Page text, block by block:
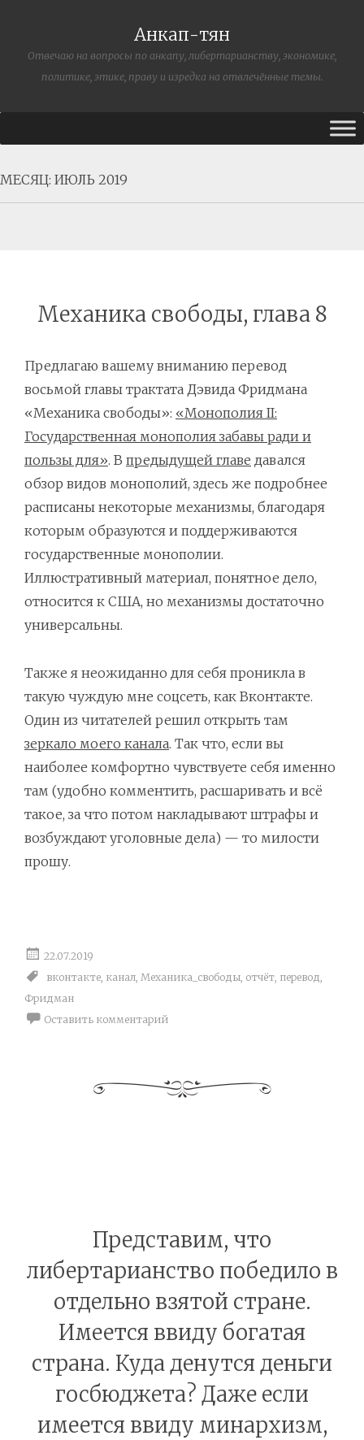
Анкап-тян
Отвечаю на вопросы по анкапу, либертарианству, экономике,
политике, этике, праву и изредка на отвлечённые темы.
МЕСЯЦ: ИЮЛЬ 2019
Механика свободы, глава 8
Предлагаю вашему вниманию перевод
восьмой главы трактата Дэвида Фридмана
«Механика свободы»: «Монополия II:
Государственная монополия забавы ради и
пользы для». В предыдущей главе давался
обзор видов монополий, здесь же подробнее
расписаны некоторые механизмы, благодаря
которым образуются и поддерживаются
государственные монополии.
Иллюстративный материал, понятное дело,
относится к США, но механизмы достаточно
универсальны.
Также я неожиданно для себя проникла в
такую чуждую мне соцсеть, как Вконтакте.
Один из читателей решил открыть там
зеркало моего канала. Так что, если вы
наиболее комфортно чувствуете себя именно
там (удобно комментить, расшаривать и всё
такое, за что потом накладывают штрафы и
возбуждают уголовные дела) — то милости
прошу.
22.07.2019
вконтакте, канал, Механика_свободы, отчёт, перевод,
Фридман
Оставить комментарий
Представим, что
либертарианство победило в
отдельно взятой стране.
Имеется ввиду богатая
страна. Куда денутся деньги
госбюджета? Даже если
имеется ввиду минархизм,